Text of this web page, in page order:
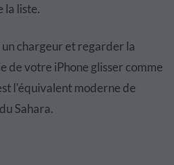
la liste.
un chargeur et regarder la
de votre iPhone glisser comme
l'équivalent moderne de
Sahara.